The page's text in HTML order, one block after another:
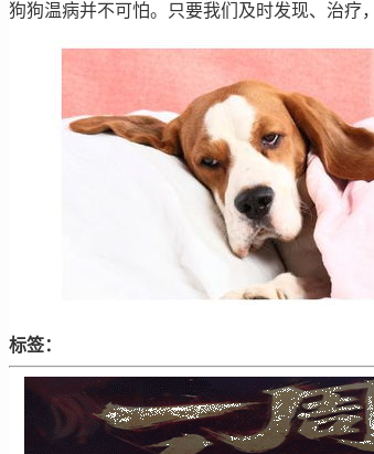
狗狗温病并不可怕。只要我们及时发现、治疗
标签：